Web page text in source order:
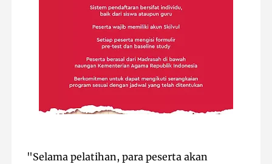
"Selama pelatihan, para peserta akan